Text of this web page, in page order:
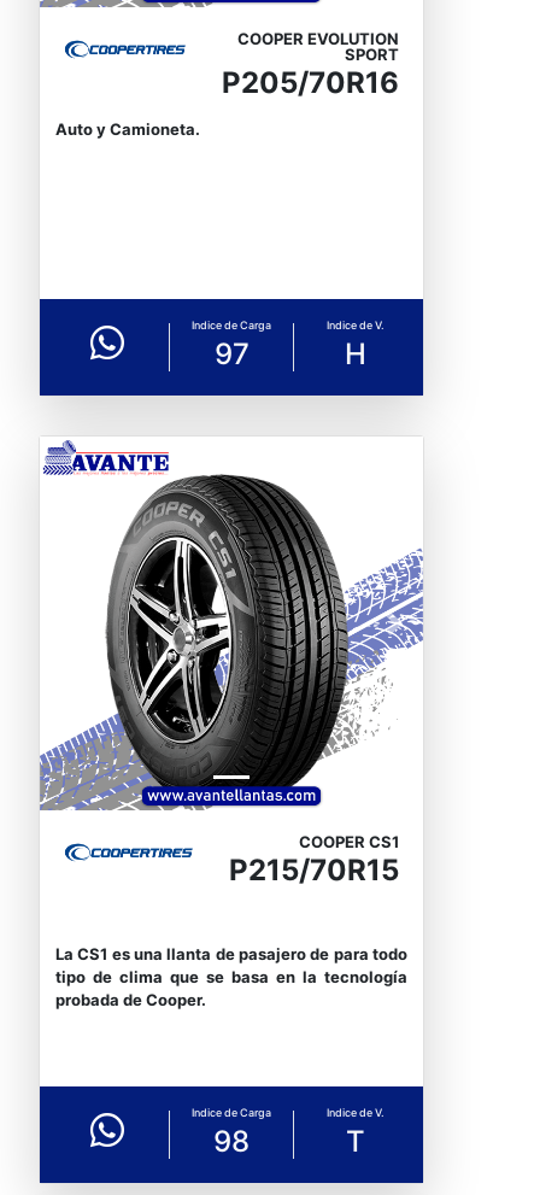
COOPER EVOLUTION
SPORT
P205/70R16
Auto y Camioneta.
Indice de Carga
97
Indice de V.
H
Previous Next
COOPER CS1
P215/70R15
La CS1 es una llanta de pasajero de para todo
tipo de clima que se basa en la tecnología
probada de Cooper.
Indice de Carga
98
Indice de V.
T